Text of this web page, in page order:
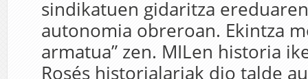
sindikatuen gidaritza
autonomia obreroan. Ekintza
armatua” zen. MILen historia
Rosés historialariak dio talde